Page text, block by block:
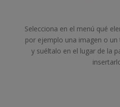
Selecciona en el menú qué
por ejemplo una imagen o
y suéltalo en el lugar de la